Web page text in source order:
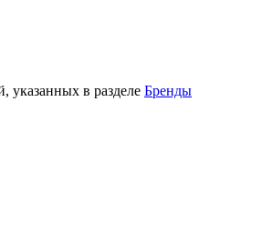
указанных в разделе Бренды